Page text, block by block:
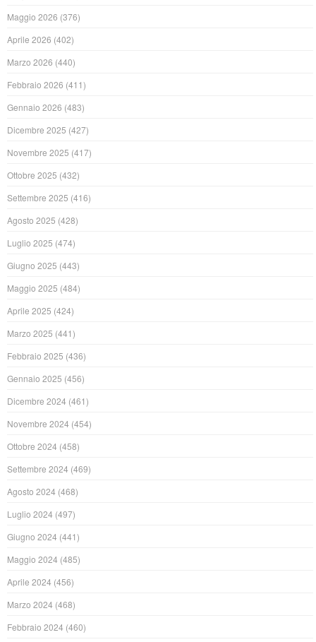
Maggio 2026 (376)
Aprile 2026 (402)
Marzo 2026 (440)
Febbraio 2026 (411)
Gennaio 2026 (483)
Dicembre 2025 (427)
Novembre 2025 (417)
Ottobre 2025 (432)
Settembre 2025 (416)
Agosto 2025 (428)
Luglio 2025 (474)
Giugno 2025 (443)
Maggio 2025 (484)
Aprile 2025 (424)
Marzo 2025 (441)
Febbraio 2025 (436)
Gennaio 2025 (456)
Dicembre 2024 (461)
Novembre 2024 (454)
Ottobre 2024 (458)
Settembre 2024 (469)
Agosto 2024 (468)
Luglio 2024 (497)
Giugno 2024 (441)
Maggio 2024 (485)
Aprile 2024 (456)
Marzo 2024 (468)
Febbraio 2024 (460)